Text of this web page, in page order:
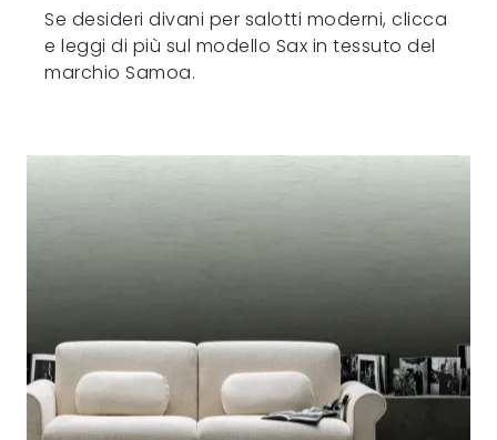
Se desideri divani per salotti moderni, clicca
e leggi di più sul modello Sax in tessuto del
marchio Samoa.